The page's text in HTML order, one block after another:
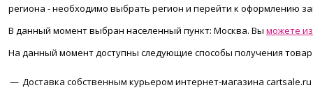
региона - необходимо выбрать регион и перейти к оформлению
В данный момент выбран населенный пункт: Москва. Вы можете
На данный момент доступны следующие способы получения
Доставка собственным курьером интернет-магазина cartsale.ru